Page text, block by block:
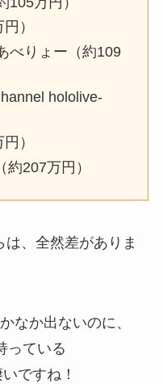
）
べりょー（約109
hololive-
）
207万円）
、全然差がありま
なか出ないのに、
っている
ですね！